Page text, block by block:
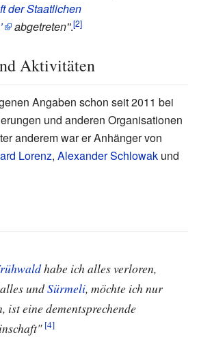
der Staatlichen
abgetreten''.[2]
Aktivitäten
Angaben schon seit 2011 bei
und anderen Organisationen
anderem war er Anhänger von
Lorenz, Alexander Schlowak und
habe ich alles verloren,
undSürmeli, möchte ich nur
ist eine dementsprechende
[4]